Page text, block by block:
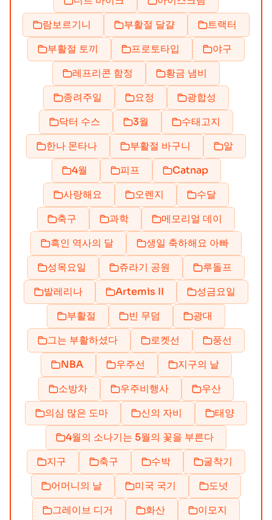
람보르기니
부활절 달걀
트랙터
부활절 토끼
프로토타입
야구
레프리콘 함정
황금 냄비
종려주일
요정
광합성
닥터 수스
3월
수태고지
한나 몬타나
부활절 바구니
알
4월
피프
Catnap
사랑해요
오렌지
수달
축구
과학
메모리얼 데이
흑인 역사의 달
생일 축하해요 아빠
성목요일
쥬라기 공원
루돌프
발레리나
Artemis II
성금요일
부활절
빈 무덤
광대
그는 부활하셨다
로켓선
풍선
NBA
우주선
지구의 날
소방차
우주비행사
우산
의심 많은 도마
신의 자비
태양
4월의 소나기는 5월의 꽃을 부른다
지구
축구 수박
굴착기
어머니의 날
미국 국기
도넛
그레이브 디거
화산
이모지